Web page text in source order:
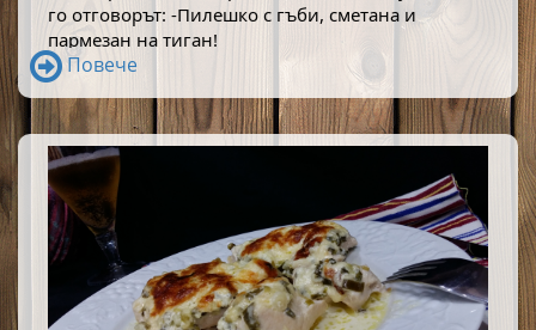
го отговорът: -Пилешко с гъби, сметана и
пармезан на тиган!
Повече